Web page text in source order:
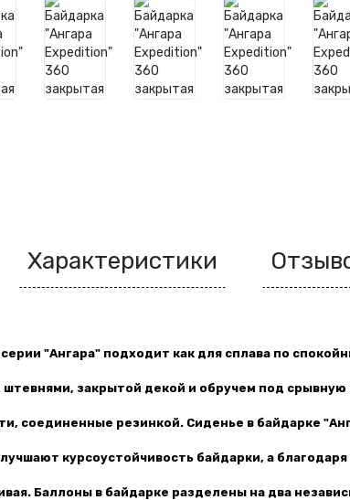
Характеристики
"Ангара" подходит как для сплава по
штевнями, закрытой декой и обручем под
соединенные резинкой. Сиденье в байдарке
курсоустойчивость байдарки, а
Баллоны в байдарке разделены на два